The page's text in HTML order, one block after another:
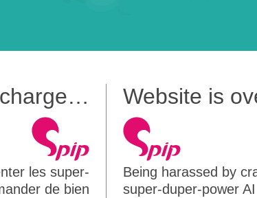
les super-
de bien
Website is
Being harassed by
super-duper-power